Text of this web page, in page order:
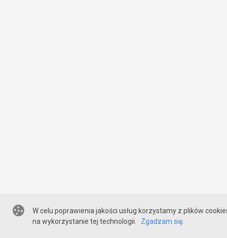
W celu poprawienia jakości usług korzystamy z plików
na wykorzystanie tej technologii. Zgadzam się.